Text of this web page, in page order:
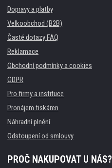
Dopravy a platby
Velkoobchod (B2B)
Časté dotazy FAQ
Reklamace
Obchodní podmínky a cookies
GDPR
Pro firmy a instituce
Pronájem tiskáren
Náhradní plnění
Odstoupení od smlouvy
PROČ NAKUPOVAT U NÁS?